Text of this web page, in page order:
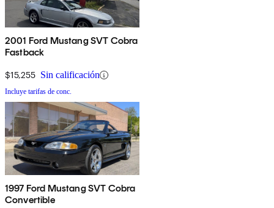
2001 Ford Mustang SVT Cobra
Fastback
$15,255 Sin calificación
Incluye tarifas de conc.
1997 Ford Mustang SVT Cobra
Convertible